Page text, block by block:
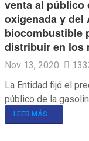
venta al público
oxigenada y del
biocombustible
distribuir en los
Nov 13, 2020
La Entidad fijó el
público de la
LEER MÁS ...